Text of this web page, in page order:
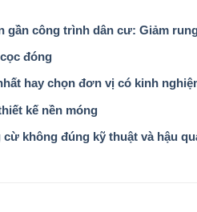
gần công trình dân cư: Giảm
đóng
hay chọn đơn vị có kinh
kế nền móng
không đúng kỹ thuật và hậu